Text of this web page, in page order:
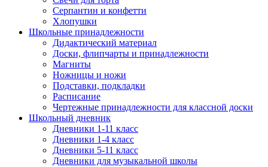
Серпантин и конфетти
Хлопушки
Школьные принадлежности
Дидактический материал
Доски, флипчарты и принадлежности
Магниты
Ножницы и ножи
Подставки, подкладки
Расписание
Чертежные принадлежности для классной доски
Школьный дневник
Дневники 1-11 класс
Дневники 1-4 класс
Дневники 5-11 класс
Дневники для музыкальной школы